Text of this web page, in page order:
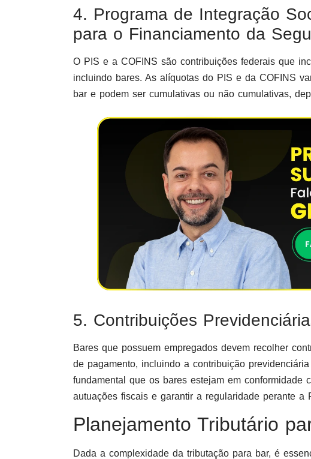
4. Programa de Integração
para o Financiamento da
O PIS e a COFINS são contribuições federais que
incluindo bares. As alíquotas do PIS e da COFINS
bar e podem ser cumulativas ou não cumulativas,
5. Contribuições
Bares que possuem empregados devem recolher
de pagamento, incluindo a contribuição
fundamental que os bares estejam em conformidade
autuações fiscais e garantir a regularidade perante a
Planejamento Tributário
Dada a complexidade da tributação para bar, é